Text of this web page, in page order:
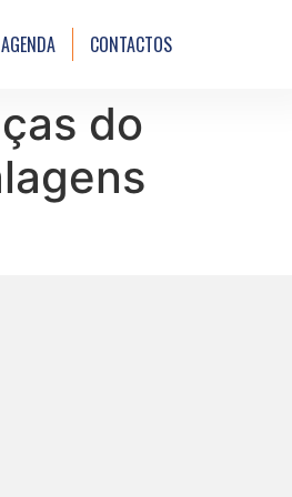
AGENDA CONTACTOS
do